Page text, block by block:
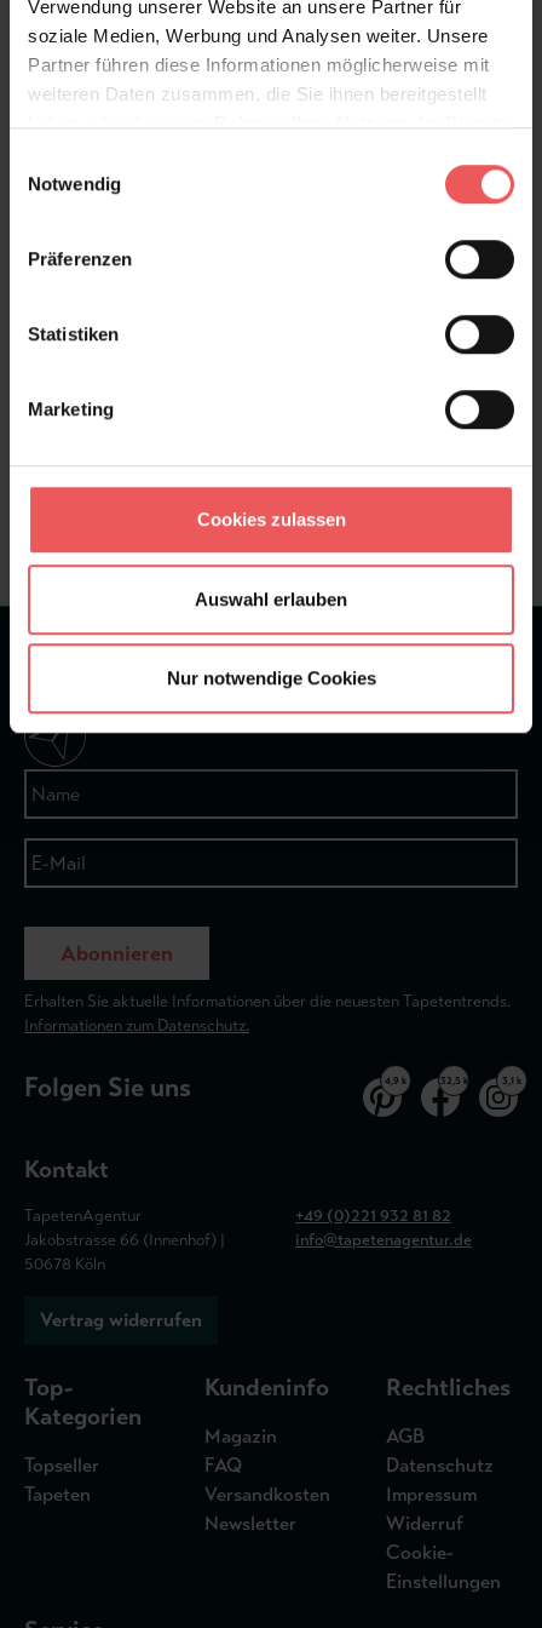
Verwendung unserer Website an unsere Partner für
soziale Medien, Werbung und Analysen weiter. Unsere
Partner führen diese Informationen möglicherweise mit
weiteren Daten zusammen, die Sie ihnen bereitgestellt
haben oder die sie im Rahmen Ihrer Nutzung der Dienste
Notwendig
Präferenzen
Statistiken
Marketing
Cookies zulassen
Auswahl erlauben
Nur notwendige Cookies
Wärme und Textur zu verleihen.
Produktdetails
Frage stellen
+49 (0)221 932 81 82
Abonnieren
Erhalten Sie aktuelle Informationen über die neuesten Tapetentrends.
Informationen zum Datenschutz.
Folgen Sie uns 4,9 k 32,5 k 3,1 k
Kontakt
TapetenAgentur
Jakobstrasse 66 (Innenhof) |
50678 Köln
+49 (0)221 932 81 82
info@tapetenagentur.de
Vertrag widerrufen
Top-
Kategorien
Topseller
Tapeten
Kundeninfo
Magazin
FAQ
Versandkosten
Newsletter
Rechtliches
AGB
Datenschutz
Impressum
Widerruf
Cookie-
Einstellungen